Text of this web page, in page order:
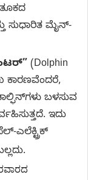
ಸುಧಾರಿತ ಮೈನ್-
(Dolphin
ಕಾರಣವೆಂದರೆ,
ಬಳಸುವ
ಇದು
ಎಲೆಕ್ಟ್ರಿಕ್